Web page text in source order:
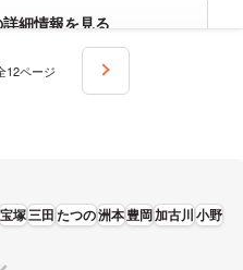
細情報を見る
12ページ
宝塚三田たつの洲本豊岡加古川小野